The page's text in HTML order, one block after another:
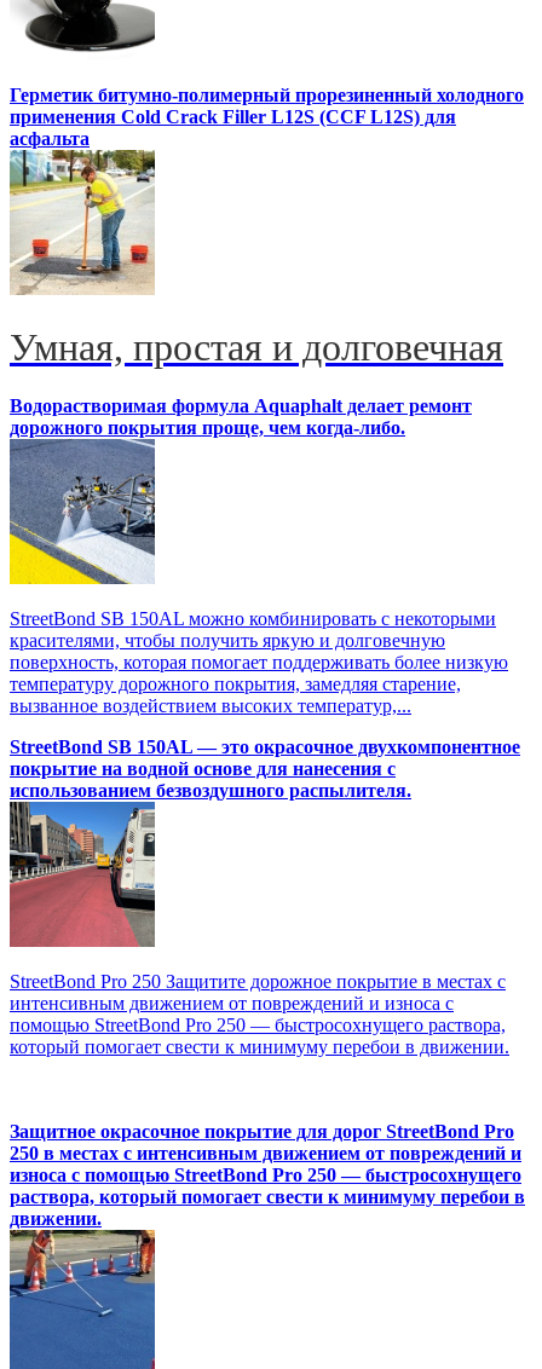
Герметик битумно-полимерный прорезиненный холодного
применения Cold Crack Filler L12S (ССF L12S) для
асфальта
Умная, простая и долговечная
Водорастворимая формула Aquaphalt делает ремонт
дорожного покрытия проще, чем когда-либо.
StreetBond SB 150AL можно комбинировать с некоторыми
красителями, чтобы получить яркую и долговечную
поверхность, которая помогает поддерживать более низкую
температуру дорожного покрытия, замедляя старение,
вызванное воздействием высоких температур,...
StreetBond SB 150AL — это окрасочное двухкомпонентное
покрытие на водной основе для нанесения с
использованием безвоздушного распылителя.
StreetBond Pro 250 Защитите дорожное покрытие в местах с
интенсивным движением от повреждений и износа с
помощью StreetBond Pro 250 — быстросохнущего раствора,
который помогает свести к минимуму перебои в движении.
Защитное окрасочное покрытие для дорог StreetBond Pro
250 в местах с интенсивным движением от повреждений и
износа с помощью StreetBond Pro 250 — быстросохнущего
раствора, который помогает свести к минимуму перебои в
движении.